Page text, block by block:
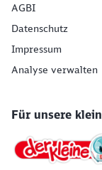
AGBI
Datenschutz
Impressum
Analyse verwalten
Für unsere